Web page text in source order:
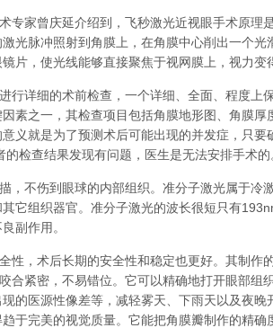
专家曾庆延介绍到，飞秒激光近视眼手术原理
光脉冲照射到角膜上，在角膜中心削出一个光
片，使光线能够直接聚焦于视网膜上，视力变
行详细的术前检查，一个详细、全面、程度上
素之一，其检查项目包括角膜地形图、角膜厚
义就是为了预测术后可能出现的并发症，只要
检查结果发现有问题，医生是无法安排手术的
，不伤到眼球的内部组织。准分子激光属于冷
它组织器官。准分子激光的波长很短只有
副作用。
性，术后长期的安全性和稳定也更好。其制作
合紧密，不易错位。它可以精确地打开眼部组
的医源性像差等，减轻雾天、下雨天以及夜晚
于完美的视觉质量。它能把角膜瓣制作的精确